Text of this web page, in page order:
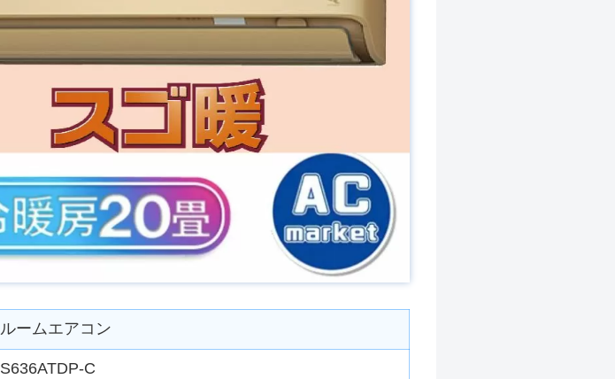
ルームエアコン
S636ATDP-C